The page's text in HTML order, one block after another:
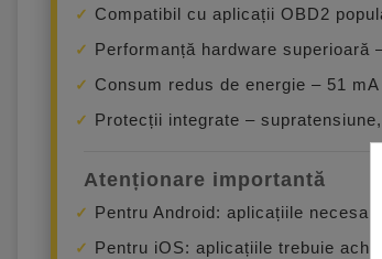
Compatibil cu aplicații OBD2
Performanță hardware superioară
Consum redus de energie – 51
Protecții integrate –
Atenționare importantă
Pentru Android: aplicațiile
Pentru iOS: aplicațiile trebuie